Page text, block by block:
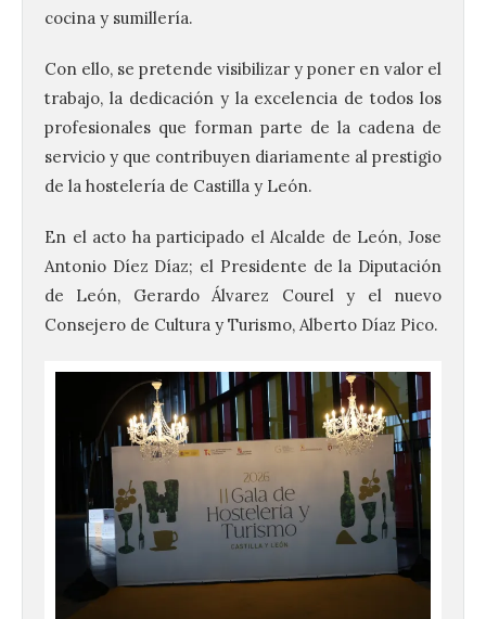
cocina y sumillería.
Con ello, se pretende visibilizar y poner en valor el
trabajo, la dedicación y la excelencia de todos los
profesionales que forman parte de la cadena de
servicio y que contribuyen diariamente al prestigio
de la hostelería de Castilla y León.
En el acto ha participado el Alcalde de León, Jose
Antonio Díez Díaz; el Presidente de la Diputación
de León, Gerardo Álvarez Courel y el nuevo
Consejero de Cultura y Turismo, Alberto Díaz Pico.